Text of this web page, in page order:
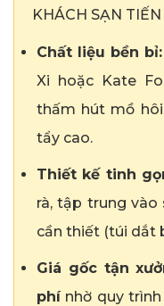
KHÁCH SẠN
Chất liệu bền bỉ:
Xi hoặc Kate
thấm hút mồ
tẩy cao.
Thiết kế tinh
rà, tập trung
cần thiết (túi dắt
Giá gốc tận
phínhờ quy trình